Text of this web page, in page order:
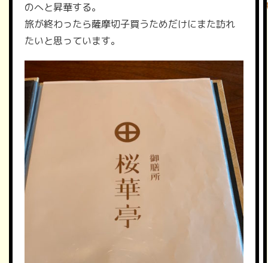
のへと昇華する。
旅が終わったら薩摩切子買うためだけにまた訪れ
たいと思っています。